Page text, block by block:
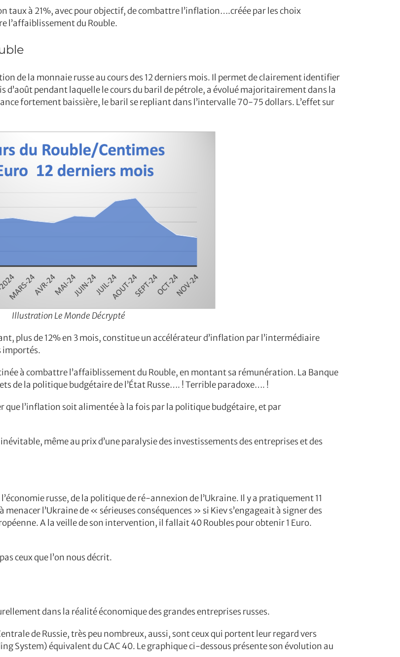
taux à 21%, avec pour objectif, de combattre l’inflation….créée par les choix
l’affaiblissement du Rouble.
de la monnaie russe au cours des 12 derniers mois. Il permet de clairement identifier
d’août pendant laquelle le cours du baril de pétrole, a évolué majoritairement dans la
fortement baissière, le baril se repliant dans l’intervalle 70-75 dollars. L’effet sur
Illustration Le Monde Décrypté
plus de 12% en 3 mois, constitue un accélérateur d’inflation par l’intermédiaire
importés.
à combattre l’affaiblissement du Rouble, en montant sa rémunération. La Banque
de la politique budgétaire de l’État Russe…. ! Terrible paradoxe…. !
que l’inflation soit alimentée à la fois par la politique budgétaire, et par
même au prix d’une paralysie des investissements des entreprises et des
russe, de la politique de ré-annexion de l’Ukraine. Il y a pratiquement 11
l’Ukraine de « sérieuses conséquences » si Kiev s’engageait à signer des
A la veille de son intervention, il fallait 40 Roubles pour obtenir 1 Euro.
ceux que l’on nous décrit.
dans la réalité économique des grandes entreprises russes.
de Russie, très peu nombreux, aussi, sont ceux qui portent leur regard vers
System) équivalent du CAC 40. Le graphique ci-dessous présente son évolution au